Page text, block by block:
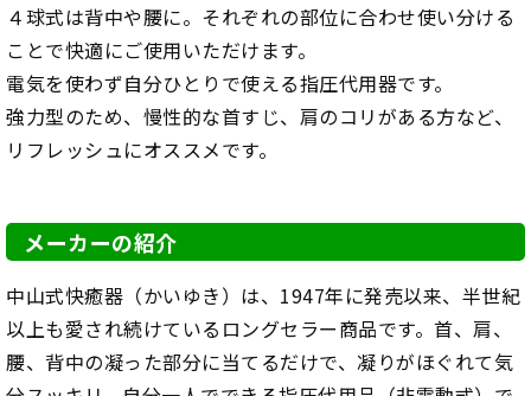
４球式は背中や腰に。それぞれの部位に合わせ使い分ける
ことで快適にご使用いただけます。
電気を使わず自分ひとりで使える指圧代用器です。
強力型のため、慢性的な首すじ、肩のコリがある方など、
リフレッシュにオススメです。
メーカーの紹介
中山式快癒器（かいゆき）は、1947年に発売以来、半世紀
以上も愛され続けているロングセラー商品です。首、肩、
腰、背中の凝った部分に当てるだけで、凝りがほぐれて気